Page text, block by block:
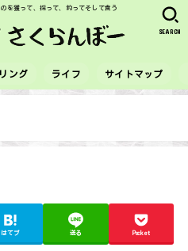
を獲って、採って、釣ってそして食う
ング ライフ サイトマップ
SEARCH
はてブ 送る Pocket